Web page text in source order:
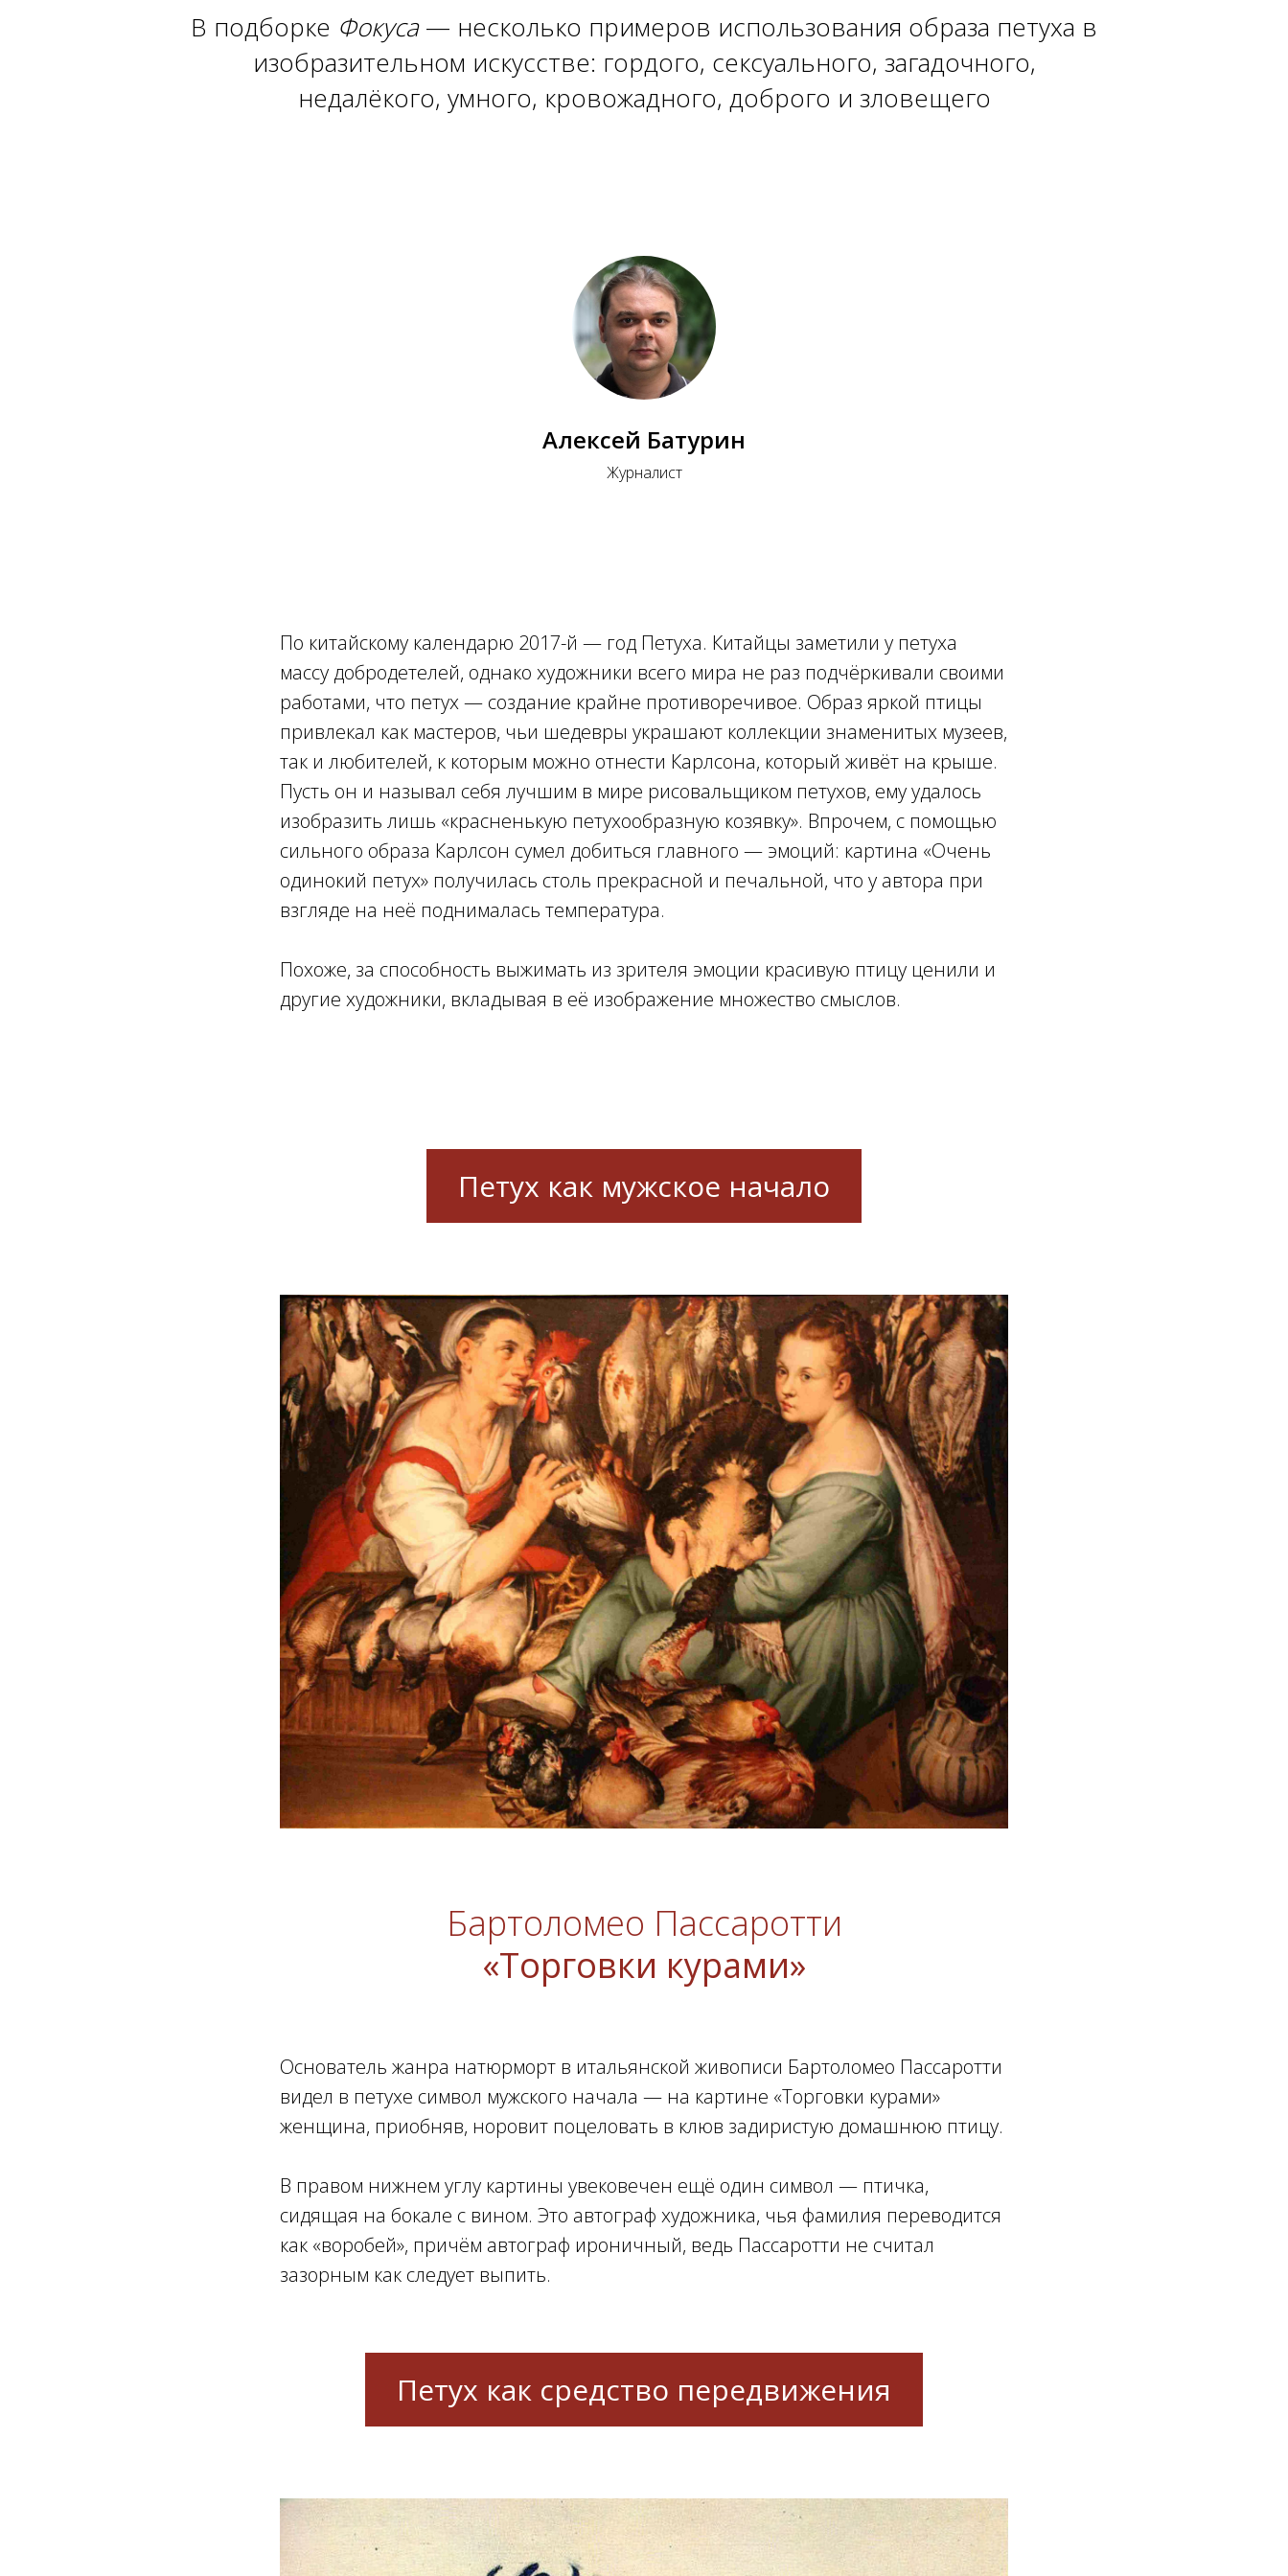
В подборке Фокуса— несколько примеров использования образа петуха в
изобразительном искусстве: гордого, сексуального, загадочного,
недалёкого, умного, кровожадного, доброго и зловещего
Алексей Батурин
Журналист
По китайскому календарю 2017-й — год Петуха. Китайцы заметили у петуха
массу добродетелей, однако художники всего мира не раз подчёркивали своими
работами, что петух — создание крайне противоречивое. Образ яркой птицы
привлекал как мастеров, чьи шедевры украшают коллекции знаменитых музеев,
так и любителей, к которым можно отнести Карлсона, который живёт на крыше.
Пусть он и называл себя лучшим в мире рисовальщиком петухов, ему удалось
изобразить лишь «красненькую петухообразную козявку». Впрочем, с помощью
сильного образа Карлсон сумел добиться главного — эмоций: картина «Очень
одинокий петух» получилась столь прекрасной и печальной, что у автора при
взгляде на неё поднималась температура.
Похоже, за способность выжимать из зрителя эмоции красивую птицу ценили и
другие художники, вкладывая в её изображение множество смыслов.
Петух как мужское начало
Бартоломео Пассаротти
«Торговки курами»
Основатель жанра натюрморт в итальянской живописи Бартоломео Пассаротти
видел в петухе символ мужского начала — на картине «Торговки курами»
женщина, приобняв, норовит поцеловать в клюв задиристую домашнюю птицу.
В правом нижнем углу картины увековечен ещё один символ — птичка,
сидящая на бокале с вином. Это автограф художника, чья фамилия переводится
как «воробей», причём автограф ироничный, ведь Пассаротти не считал
зазорным как следует выпить.
Петух как средство передвижения